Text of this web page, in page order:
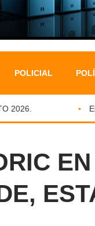
POLICIAL
EN